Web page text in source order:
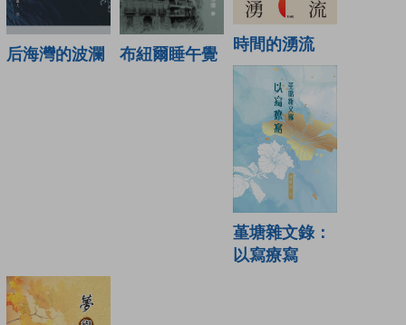
后海灣的波瀾 布紐爾睡午覺
時間的湧流
堇塘雜文錄：
以寫療寫